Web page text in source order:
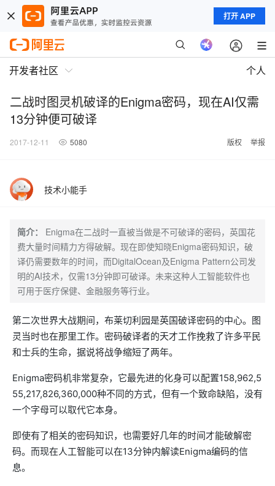
打开 APP
开发者社区 个人
二战时图灵机破译的Enigma密码，现在AI仅需
13分钟便可破译
2017-12-11 5080 版权 举报
技术小能手
简介：
Enigma在二战时一直被当做是不可破译的密码，英国花
费大量时间精力方得破解。现在即使知晓Enigma密码知识，破
译仍需要数年的时间，而DigitalOcean及Enigma Pattern公司发
明的AI技术，仅需13分钟即可破译。未来这种人工智能软件也
可用于医疗保健、金融服务等行业。
第二次世界大战期间，布莱切利园是英国破译密码的中心。图
灵当时也在那里工作。密码破译者的天才工作挽救了许多平民
和士兵的生命，据说将战争缩短了两年。
Enigma密码机非常复杂，它最先进的化身可以配置158,962,5
55,217,826,360,000种不同的方式，但有一个致命缺陷，没有
一个字母可以取代它本身。
即使有了相关的密码知识，也需要好几年的时间才能破解密
码。而现在人工智能可以在13分钟内解读Enigma编码的信
息。